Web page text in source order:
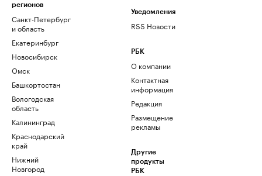
регионов
Санкт-Петербург
и область
Екатеринбург
Новосибирск
Омск
Башкортостан
Вологодская
область
Калининград
Краснодарский
край
Нижний
Новгород
Уведомления
RSS Новости
РБК
О компании
Контактная
информация
Редакция
Размещение
рекламы
Другие
продукты
РБК